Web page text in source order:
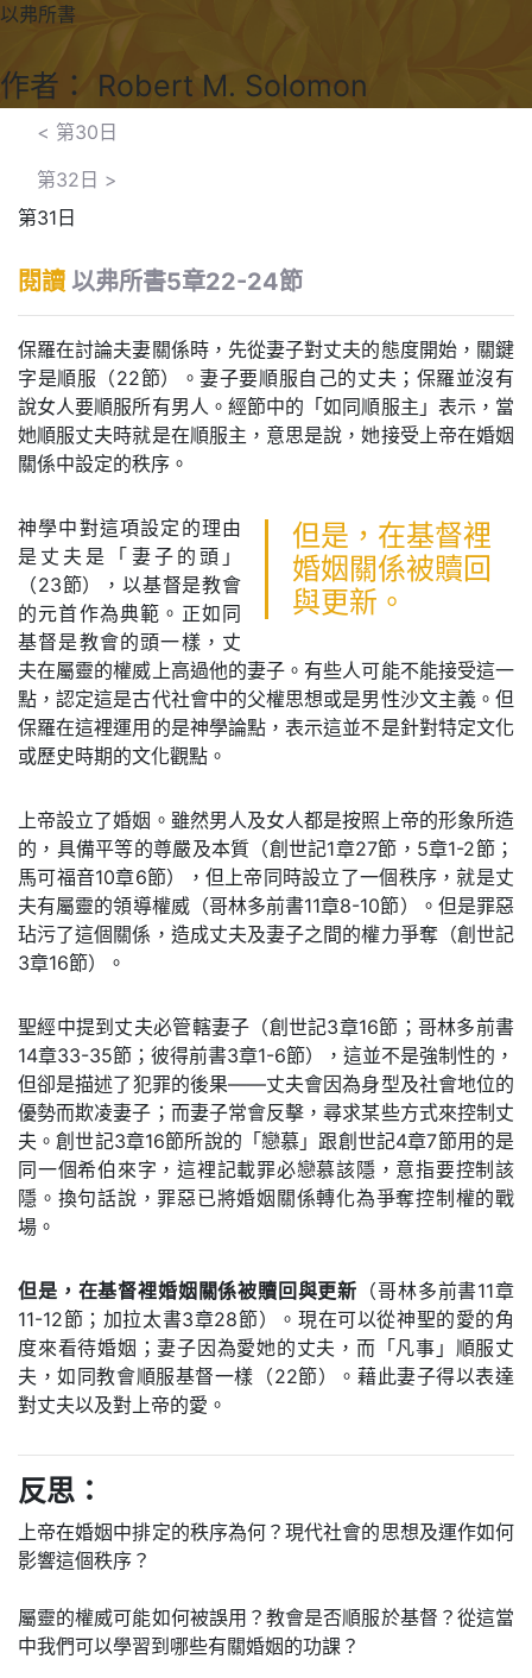
以弗所書
作者： Robert M. Solomon
< 第30日
第32日 >
第31日
閱讀 以弗所書5章22-24節
保羅在討論夫妻關係時，先從妻子對丈夫的態度開始，關鍵
字是順服（22節）。妻子要順服自己的丈夫；保羅並沒有
說女人要順服所有男人。經節中的「如同順服主」表示，當
她順服丈夫時就是在順服主，意思是說，她接受上帝在婚姻
關係中設定的秩序。
但是，在基督裡
婚姻關係被贖回
與更新。
神學中對這項設定的理由
是丈夫是「妻子的頭」
（23節），以基督是教會
的元首作為典範。正如同
基督是教會的頭一樣，丈
夫在屬靈的權威上高過他的妻子。有些人可能不能接受這一
點，認定這是古代社會中的父權思想或是男性沙文主義。但
保羅在這裡運用的是神學論點，表示這並不是針對特定文化
或歷史時期的文化觀點。
上帝設立了婚姻。雖然男人及女人都是按照上帝的形象所造
的，具備平等的尊嚴及本質（創世記1章27節，5章1-2節；
馬可福音10章6節），但上帝同時設立了一個秩序，就是丈
夫有屬靈的領導權威（哥林多前書11章8-10節）。但是罪惡
玷污了這個關係，造成丈夫及妻子之間的權力爭奪（創世記
3章16節）。
聖經中提到丈夫必管轄妻子（創世記3章16節；哥林多前書
14章33-35節；彼得前書3章1-6節），這並不是強制性的，
但卻是描述了犯罪的後果——丈夫會因為身型及社會地位的
優勢而欺凌妻子；而妻子常會反擊，尋求某些方式來控制丈
夫。創世記3章16節所說的「戀慕」跟創世記4章7節用的是
同一個希伯來字，這裡記載罪必戀慕該隱，意指要控制該
隱。換句話說，罪惡已將婚姻關係轉化為爭奪控制權的戰
場。
但是，在基督裡婚姻關係被贖回與更新 （哥林多前書11章
11-12節；加拉太書3章28節）。現在可以從神聖的愛的角
度來看待婚姻；妻子因為愛她的丈夫，而「凡事」順服丈
夫，如同教會順服基督一樣（22節）。藉此妻子得以表達
對丈夫以及對上帝的愛。
反思：
上帝在婚姻中排定的秩序為何？現代社會的思想及運作如何
影響這個秩序？
屬靈的權威可能如何被誤用？教會是否順服於基督？從這當
中我們可以學習到哪些有關婚姻的功課？